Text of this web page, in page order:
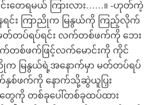
းတေရမယ် ကြားလား……။ -ဟုတ်ကဲ့
ေရင်း ကြာညိုက မြနွယ်ကို ကြည့်လိုက်
တ်တပ်ရပ်ရင်း လက်တစ်ဖက်ကို ဘေး
က်တစ်ဖက်ဖြင့်လက်မောင်းကို ကိုင်
က မြနွယ်ရဲ့အနောက်မှာ မတ်တပ်ရပ်
နှစ်ဖက်ကို နောက်သို့ဆွဲယူပြှး
ကို တစ်ခုပေါ်တစ်ခုထပ်ထား